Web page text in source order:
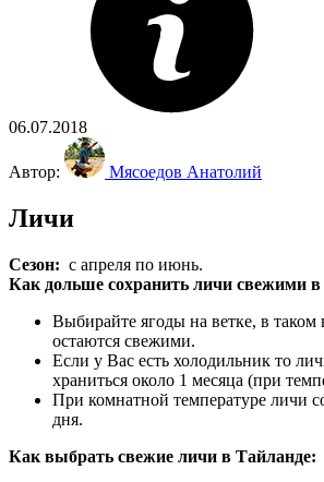
06.07.2018
Автор: Мясоедов Анатолий
Личи
Сезон: с апреля по июнь.
Как дольше сохранить личи свежими в
Выбирайте ягоды на ветке, в
остаются свежими.
Если у Вас есть холодильник то
храниться около 1 месяца (при
При комнатной температуре личи
дня.
Как выбрать свежие личи в Тайланде: